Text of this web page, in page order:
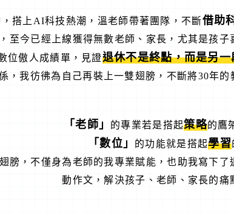
搭上AI科技熱潮，溫老師帶著團隊，不斷借助
至今已經上線獲得無數老師、家長，尤其是孩
位傲人成績單，見證退休不是終點，而是另
，我彷彿為自己再裝上一雙翅膀，不斷將30年
「老師」 的專業若是搭起策略的鷹
「數位」 的功能就是搭起學習
膀，不僅身為老師的我專業賦能，也助我寫下
動作文，解決孩子、老師、家長的痛